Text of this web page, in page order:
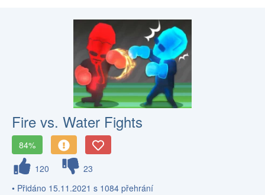
Fire vs. Water Fights
84%
120
23
• Přidáno 15.11.2021 s 1084 přehrání